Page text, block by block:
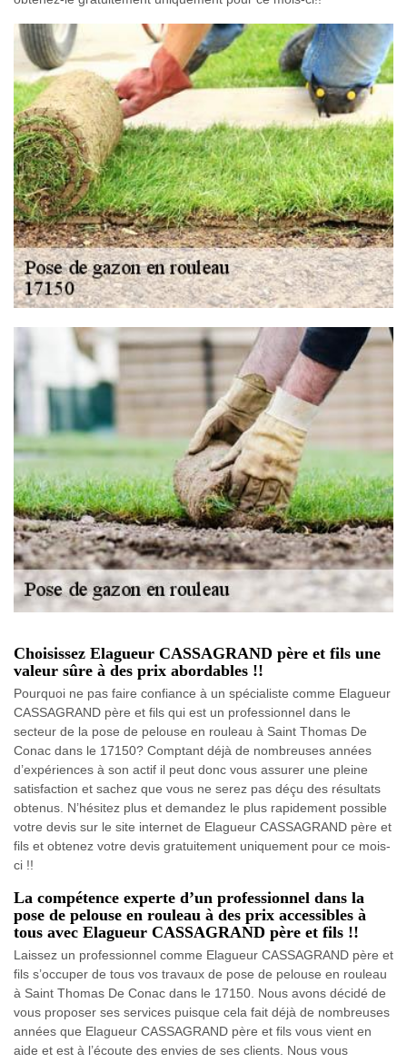
Choisissez Elagueur CASSAGRAND père et fils une
valeur sûre à des prix abordables !!
Pourquoi ne pas faire confiance à un spécialiste comme Elagueur
CASSAGRAND père et fils qui est un professionnel dans le
secteur de la pose de pelouse en rouleau à Saint Thomas De
Conac dans le 17150? Comptant déjà de nombreuses années
d’expériences à son actif il peut donc vous assurer une pleine
satisfaction et sachez que vous ne serez pas déçu des résultats
obtenus. N’hésitez plus et demandez le plus rapidement possible
votre devis sur le site internet de Elagueur CASSAGRAND père et
fils et obtenez votre devis gratuitement uniquement pour ce mois-
ci !!
La compétence experte d’un professionnel dans la
pose de pelouse en rouleau à des prix accessibles à
tous avec Elagueur CASSAGRAND père et fils !!
Laissez un professionnel comme Elagueur CASSAGRAND père et
fils s’occuper de tous vos travaux de pose de pelouse en rouleau
à Saint Thomas De Conac dans le 17150. Nous avons décidé de
vous proposer ses services puisque cela fait déjà de nombreuses
années que Elagueur CASSAGRAND père et fils vous vient en
aide et est à l’écoute des envies de ses clients. Nous vous